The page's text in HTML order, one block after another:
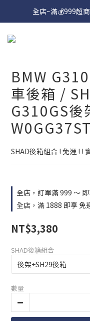
全店~滿💰999超
BMW
車後箱 /
G310GS
W0GG37ST
SHAD後箱組合 ! 免運 ! !
全店，訂單滿 999 ～
全店，滿 1888 即享 免
NT$3,380
SHAD後箱組合
數量